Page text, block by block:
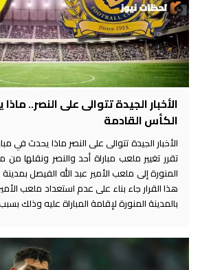
الأخبار الجيدة تتوالى على النصر..
الكأس القادمة
الأخبار الجيدة تتوالى على النصر ماذا يحدث في
تقرر تغيير ملعب مباراة أحد والنصر ونقلها
المنورة إلى ملعب الأمير عبد الله الفيصل
هذا القرار جاء بناء على عدم استعداد ملعب
بالمدينة المنورة لإقامة المباراة عليه وذلك